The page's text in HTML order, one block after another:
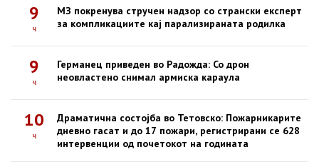
9
ч
МЗ покренува стручен надзор со странски експерт
за компликациите кај парализираната родилка
9
ч
Германец приведен во Радожда: Со дрон
неовластено снимал армиска караула
10
ч
Драматична состојба во Тетовско: Пожарникарите
дневно гасат и до 17 пожари, регистрирани се 628
интервенции од почетокот на годината